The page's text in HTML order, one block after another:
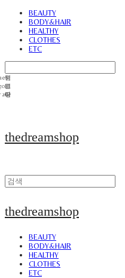
BEAUTY
BODY&HAIR
HEALTHY
CLOTHES
ETC
thedreamshop
thedreamshop
BEAUTY
BODY&HAIR
HEALTHY
CLOTHES
ETC